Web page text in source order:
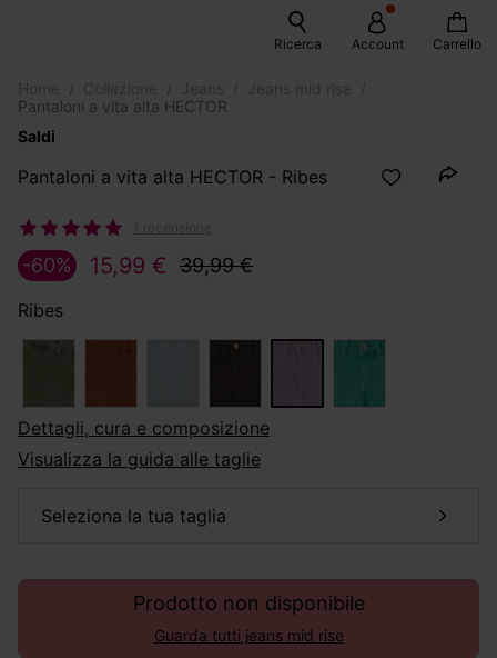
Ricerca Account Carrello
Pantaloni a vita alta HECTOR
Saldi
Pantaloni a vita alta HECTOR - Ribes
15,99 € 39,99 €
-60%
Ribes
dettagli, cura e composizione
Visualizza la guida alle taglie
seleziona la tua taglia
Prodotto non disponibile
Guarda tutti jeans mid rise